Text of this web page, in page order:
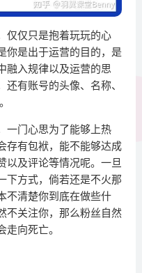
仅仅只是抱着玩玩的心
你是出于运营的目的，是
融入规律以及运营的思
有账号的头像、名称、
一门心思为了能够上热
存有包袱，能不能够达成
以及评论等情况呢。一旦
下方式，倘若还是不火那
不清楚你到底在做些什
不关注你，那么粉丝自然
向死亡。